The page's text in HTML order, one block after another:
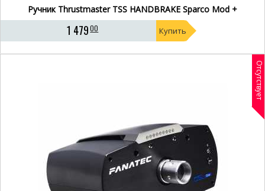
Ручник Thrustmaster TSS HANDBRAKE Sparco Mod +
1 47900 Купить
Отсутствует